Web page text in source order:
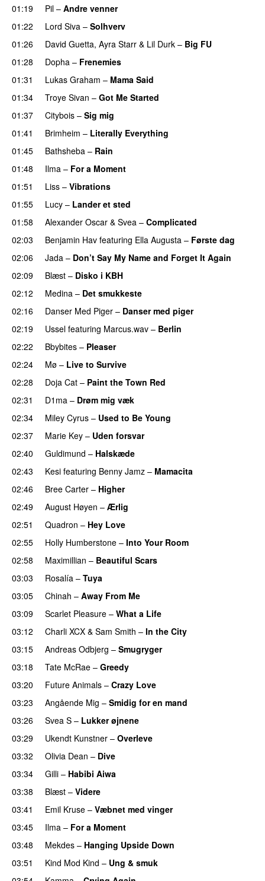
01:19 Pil – Andre venner
01:22
Lord Siva – Solhverv
01:26
David Guetta, Ayra Starr & Lil Durk – Big FU
01:28 Dopha – Frenemies
01:31 Lukas Graham – Mama Said
01:34
Troye Sivan – Got Me Started
01:37 Citybois – Sig mig
01:41
Brimheim – Literally Everything
01:45 Bathsheba – Rain
01:48 Ilma – For a Moment
01:51 Liss – Vibrations
01:55
Lucy – Lander et sted
01:58
Alexander Oscar & Svea – Complicated
02:03
Benjamin Hav featuring Ella Augusta – Første dag
02:06 Jada – Don’t Say My Name and Forget It Again
02:09
Blæst – Disko i KBH
02:12
Medina – Det smukkeste
02:16
Danser Med Piger – Danser med piger
02:19
Ussel featuring Marcus.wav – Berlin
02:22
Bbybites – Pleaser
02:24
Mø – Live to Survive
02:28 Doja Cat – Paint the Town Red
02:31
D1ma – Drøm mig væk
02:34 Miley Cyrus – Used to Be Young
02:37
Marie Key – Uden forsvar
02:40
Guldimund – Halskæde
02:43
Kesi featuring Benny Jamz – Mamacita
02:46 Bree Carter – Higher
02:49 August Høyen – Ærlig
02:51
Quadron – Hey Love
02:55 Holly Humberstone – Into Your Room
02:58
Maximillian – Beautiful Scars
03:03
Rosalía – Tuya
03:05
Chinah – Away From Me
03:09
Scarlet Pleasure – What a Life
03:12
Charli XCX & Sam Smith – In the City
03:15
Andreas Odbjerg – Smugryger
03:18
Tate McRae – Greedy
03:20
Future Animals – Crazy Love
03:23
Angående Mig – Smidig for en mand
03:26
Svea S – Lukker øjnene
03:29
Ukendt Kunstner – Overleve
03:32
Olivia Dean – Dive
03:34 Gilli – Habibi Aiwa
03:38
Blæst – Videre
03:41
Emil Kruse – Væbnet med vinger
03:45 Ilma – For a Moment
03:48 Mekdes – Hanging Upside Down
03:51
Kind Mod Kind – Ung & smuk